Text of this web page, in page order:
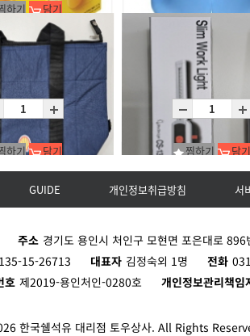
드커피믹스210T
하기 담기
프레시핸드 다용도 니트릴 장
1박스 100장
하기 담기
LED 휴대용 작업등
1EA
찜하기 담기
GUIDE 개인정보취급방침 서
주소 경기도 용인시 처인구 모현면 포은대로
135-15-26713 대표자 김정숙외 1명 전화
호 제2019-용인처인-0280호 개인정보관리책임
한국쉘석유 대리점 토우상사. All Rights